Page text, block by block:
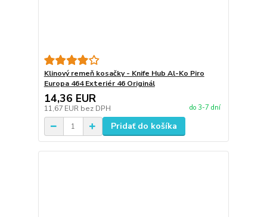
Klinový remeň kosačky - Knife Hub Al-Ko Piro
Europa 464 Exteriér 46 Originál
14,36 EUR
11,67 EUR bez DPH do 3-7 dní
Pridať do košíka